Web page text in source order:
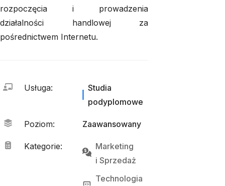
rozpoczęcia i prowadzenia
działalności handlowej za
pośrednictwem Internetu.
Usługa:
Studia
podyplomowe
Poziom: Zaawansowany
Kategorie:
Marketing
i Sprzedaż
Technologia